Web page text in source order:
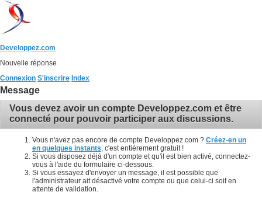
Developpez.com
Nouvelle réponse
Connexion S'inscrire Index
Message
Vous devez avoir un compte Developpez.com et être
connecté pour pouvoir participer aux discussions.
Vous n'avez pas encore de compte Developpez.com ? Créez-en un
en quelques instants , c'est entièrement gratuit !
Si vous disposez déjà d'un compte et qu'il est bien activé, connectez-
vous à l'aide du formulaire ci-dessous.
Si vous essayez d'envoyer un message, il est possible que
l'administrateur ait désactivé votre compte ou que celui-ci soit en
attente de validation.